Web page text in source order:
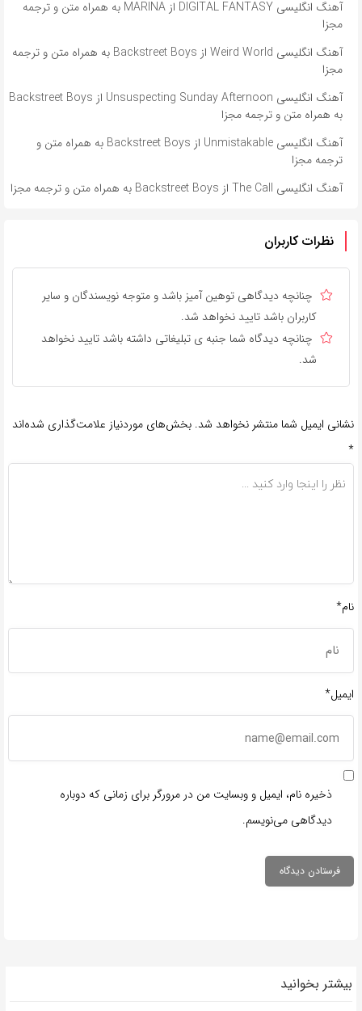
آهنگ انگلیسی DIGITAL FANTASY از MARINA به همراه متن و ترجمه
مجزا
آهنگ انگلیسی Weird World از Backstreet Boys به همراه متن و ترجمه
مجزا
آهنگ انگلیسی Unsuspecting Sunday Afternoon از Backstreet Boys
به همراه متن و ترجمه مجزا
آهنگ انگلیسی Unmistakable از Backstreet Boys به همراه متن و
ترجمه مجزا
آهنگ انگلیسی The Call از Backstreet Boys به همراه متن و ترجمه مجزا
نظرات کاربران
چنانچه دیدگاهی توهین آمیز باشد و متوجه نویسندگان و سایر
کاربران باشد تایید نخواهد شد.
چنانچه دیدگاه شما جنبه ی تبلیغاتی داشته باشد تایید نخواهد
شد.
نشانی ایمیل شما منتشر نخواهد شد. بخش‌های موردنیاز علامت‌گذاری شده‌اند
*
نام*
ایمیل*
ذخیره نام، ایمیل و وبسایت من در مرورگر برای زمانی که دوباره
دیدگاهی می‌نویسم.
بیشتر بخوانید